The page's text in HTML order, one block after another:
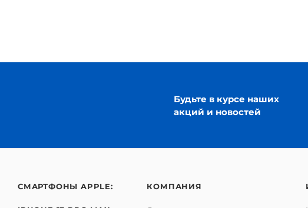
Будьте в курсе наших
акций и новостей
СМАРТФОНЫ APPLE: КОМПАНИЯ